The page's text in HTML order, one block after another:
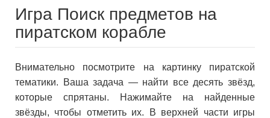
Игра Поиск предметов на
пиратском корабле
Внимательно посмотрите на картинку пиратской
тематики. Ваша задача — найти все десять звёзд,
которые спрятаны. Нажимайте на найденные
звёзды, чтобы отметить их. В верхней части игры